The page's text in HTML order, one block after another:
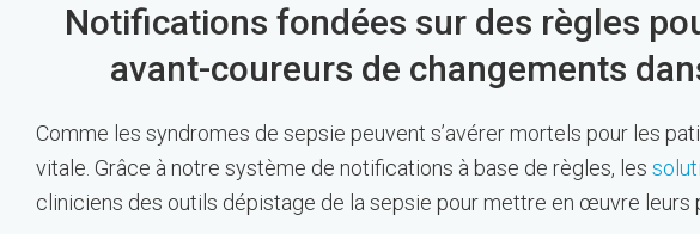
Notifications fondées sur des règles​​​​​​​
avant-coureurs de changements
Comme les syndromes de sepsie peuvent s’avérer mortels pour les
vitale. Grâce à notre système de notifications à base de règles, les
cliniciens des outils dépistage de la sepsie pour mettre en œuvre leurs